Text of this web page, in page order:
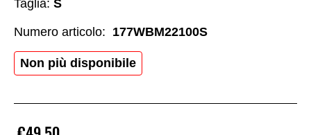
Taglia: S
Non più disponibile
Numero articolo: 177WBM22100S